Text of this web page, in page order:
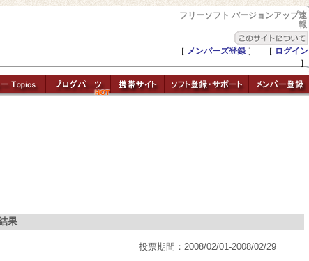
フリーソフト バージョンアップ速
報
［ メンバーズ登録 ］ ［ ログイン
］
果
投票期間：2008/02/01-2008/02/29